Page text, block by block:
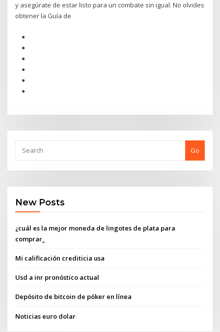
y asegúrate de estar listo para un combate sin igual. No olvides
obtener la Guía de
Go
New Posts
¿cuál es la mejor moneda de lingotes de plata para
comprar_
Mi calificación crediticia usa
Usd a inr pronóstico actual
Depósito de bitcoin de póker en línea
Noticias euro dolar